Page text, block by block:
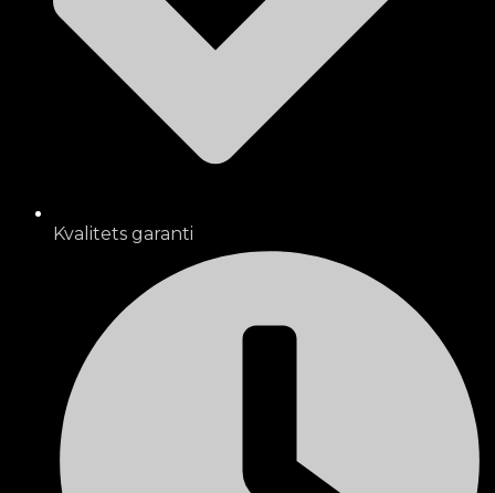
Kvalitets garanti